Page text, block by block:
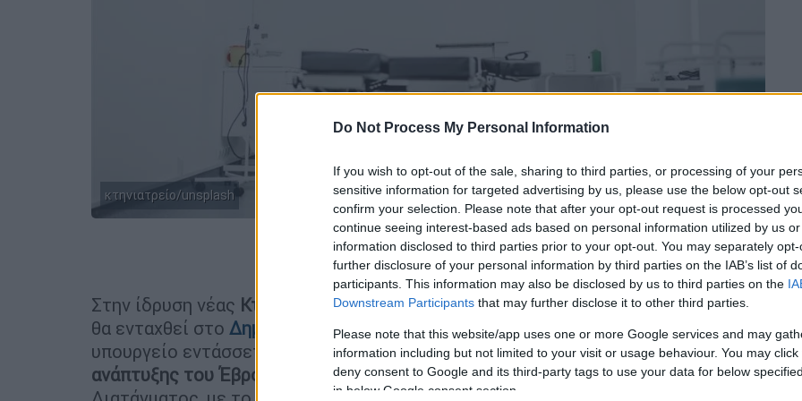
Do Not Process My Personal Information
If you wish to opt-out of the sale, sharing to third parties, or processing of your
sensitive information for targeted advertising by us, please use the below opt-out
confirm your selection. Please note that after your opt-out request is processed
continue seeing interest-based ads based on personal information utilized by us
information disclosed to third parties prior to your opt-out. You may separately
further disclosure of your personal information by third parties on the IAB’s list of
participants. This information may also be disclosed by us to third parties on the
Downstream Participants that may further disclose it to other third parties.
Please note that this website/app uses one or more Google services and may
information including but not limited to your visit or usage behaviour. You may
deny consent to Google and its third-party tags to use your data for below
in below Google consent section.
κτηνιατρείο/unsplash
Προσθέστε το ΕΘΝΟΣ στη Google
Στην ίδρυση νέας Κτηνιατρικής Σχολήςπροχωρά το υπουργείο Παιδείας η οποία
θα ενταχθεί στο Δημοκρίτειο Πανεπιστήμιο Θράκης . Η απόφαση σύμφωνα με το
υπουργείο εντάσσεται στο πλαίσιο του ευρύτερουσχεδίου στήριξης και
ανάπτυξης του Έβρου.
Ήδη έχει υπογραφεί το σχέδιο του Προεδρικού